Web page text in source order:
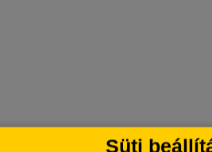
Süti